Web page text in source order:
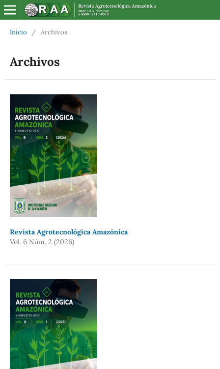
Inicio / Archivos
Archivos
Revista Agrotecnológica Amazónica
Vol. 6 Núm. 2 (2026)